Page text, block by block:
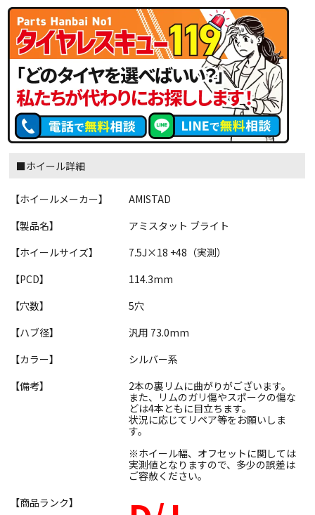
■ホイール詳細
【ホイールメーカー】
AMISTAD
【製品名】
アミスタット ブライト
【ホイールサイズ】
7.5J×18 +48（実測）
【PCD】
114.3mm
【穴数】
5穴
【ハブ径】
汎用 73.0mm
【カラー】
シルバー系
【備考】
2本の裏リムに曲がりがございます。
また、リムのガリ傷やスポークの傷な
どは4本ともに目立ちます。
状況に応じてリペア等をお願いしま
す。
※ホイール幅、オフセットに関しては
実測値となりますので、多少の誤差は
ご容赦ください。
【商品ランク】